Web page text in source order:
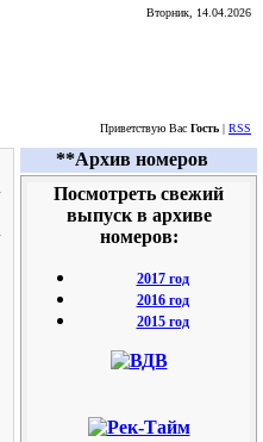
Вторник, 14.04.2026
Приветствую Вас Гость | RSS
**Архив номеров
Посмотреть свежий
выпуск в архиве
номеров:
2017 год
2016 год
2015 год